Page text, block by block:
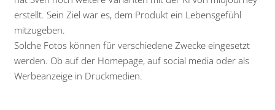
erstellt. Sein Ziel war es, dem Produkt ein Lebensgefühl
mitzugeben.
Solche Fotos können für verschiedene Zwecke eingesetzt
werden. Ob auf der Homepage, auf social media oder als
Werbeanzeige in Druckmedien.